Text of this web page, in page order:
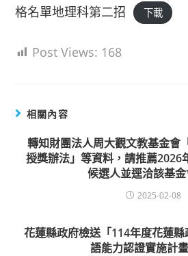
格名單地理科第二招
下載
Post Views: 168
相關內容
轉知財團法人周大觀文教基金會
授獎辦法」等資料，請推薦2026
候選人並逕洽該基
2025-02-08
花蓮縣政府檢送「114年度花蓮
語能力認證實施計